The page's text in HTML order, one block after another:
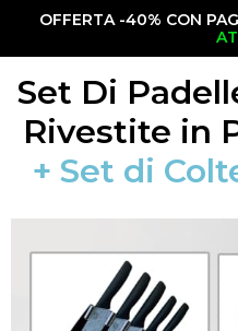
OFFERTA -40% CON
Set Di
Rivestite in
+ Set di